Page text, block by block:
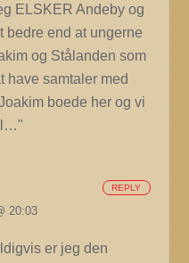
ELSKER Andeby og
bedre end at ungerne
og Stålanden som
have samtaler med
boede her og vi
20:03
er jeg den
REPLY